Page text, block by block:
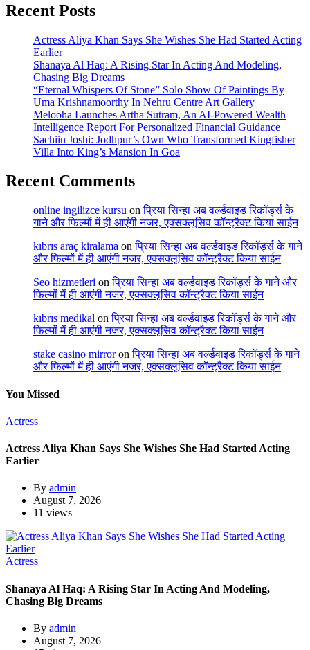
Recent Posts
Actress Aliya Khan Says She Wishes She Had Started Acting
Earlier
Shanaya Al Haq: A Rising Star In Acting And Modeling,
Chasing Big Dreams
“Eternal Whispers Of Stone” Solo Show Of Paintings By
Uma Krishnamoorthy In Nehru Centre Art Gallery
Melooha Launches Artha Sutram, An AI-Powered Wealth
Intelligence Report For Personalized Financial Guidance
Sachiin Joshi: Jodhpur’s Own Who Transformed Kingfisher
Villa Into King’s Mansion In Goa
Recent Comments
online ingilizce kursu onप्रिया सिन्हा अब वर्ल्डवाइड रिकॉर्ड्स के
गाने और फिल्मों में ही आएंगी नजर, एक्सक्लूसिव कॉन्ट्रैक्ट किया साईन
kıbrıs araç kiralama onप्रिया सिन्हा अब वर्ल्डवाइड रिकॉर्ड्स के गाने
और फिल्मों में ही आएंगी नजर, एक्सक्लूसिव कॉन्ट्रैक्ट किया साईन
Seo hizmetleri onप्रिया सिन्हा अब वर्ल्डवाइड रिकॉर्ड्स के गाने और
फिल्मों में ही आएंगी नजर, एक्सक्लूसिव कॉन्ट्रैक्ट किया साईन
kıbrıs medikal onप्रिया सिन्हा अब वर्ल्डवाइड रिकॉर्ड्स के गाने और
फिल्मों में ही आएंगी नजर, एक्सक्लूसिव कॉन्ट्रैक्ट किया साईन
stake casino mirroronप्रिया सिन्हा अब वर्ल्डवाइड रिकॉर्ड्स के गाने
और फिल्मों में ही आएंगी नजर, एक्सक्लूसिव कॉन्ट्रैक्ट किया साईन
You Missed
Actress
Actress Aliya Khan Says She Wishes She Had Started Acting
Earlier
By admin
August 7, 2026
11 views
Actress
Shanaya Al Haq: A Rising Star In Acting And Modeling,
Chasing Big Dreams
By admin
August 7, 2026